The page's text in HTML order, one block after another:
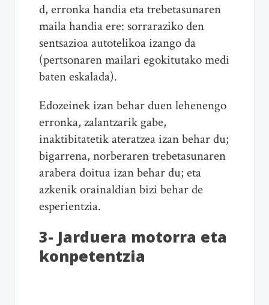
d, erronka handia eta trebetasunaren
maila handia ere: sorraraziko den
sentsazioa autotelikoa izango da
(pertsonaren mailari egokitutako medi
baten eskalada).
Edozeinek izan behar duen lehenengo
erronka, zalantzarik gabe,
inaktibitatetik ateratzea izan behar du;
bigarrena, norberaren trebetasunaren
arabera doitua izan behar du; eta
azkenik orainaldian bizi behar de
esperientzia.
3- Jarduera motorra eta
konpetentzia